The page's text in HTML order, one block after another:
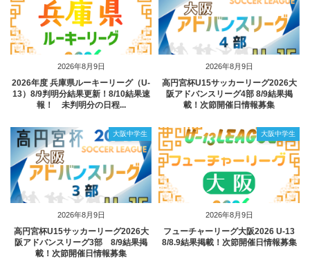
2026年8月9日
2026年度 兵庫県ルーキーリーグ（U-
13）8/9判明分結果更新！8/10結果速
報！ 未判明分の日程...
2026年8月9日
高円宮杯U15サッカーリーグ2026大
阪アドバンスリーグ4部 8/9結果掲
載！次節開催日情報募集
2026年8月9日
大阪中学生
高円宮杯U15サッカーリーグ2026大
阪アドバンスリーグ3部 8/9結果掲
載！次節開催日情報募集
2026年8月9日
大阪中学生
フューチャーリーグ大阪2026 U-13
8/8.9結果掲載！次節開催日情報募集